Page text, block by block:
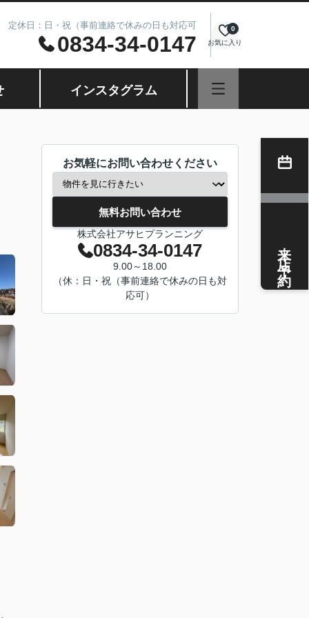
定休日：日・祝（事前連絡で休みの日も対応可
0834-34-0147 お気に入り
0
インスタグラム
お気軽にお問い合わせください
無料お問い合わせ
株式会社アサヒプランニング
0834-34-0147
9.00～18.00
（休：日・祝（事前連絡で休みの日も対
応可）
来店予約